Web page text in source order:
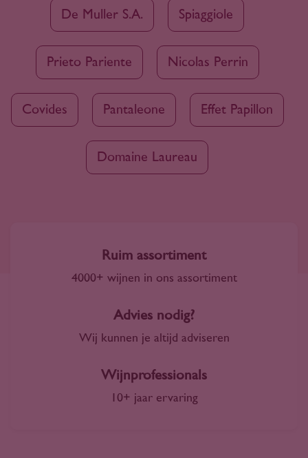
De Muller S.A. Spiaggiole
Prieto Pariente Nicolas Perrin
Covides Pantaleone Effet Papillon
Domaine Laureau
Ruim assortiment
4000+ wijnen in ons assortiment
Advies nodig?
Wij kunnen je altijd adviseren
Wijnprofessionals
10+ jaar ervaring